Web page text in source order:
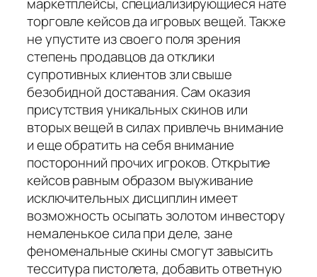
торговле кейсов да игровых вещей. Также
не упустите из своего поля зрения
степень продавцов да отклики
супротивных клиентов зли свыше
безобидной доставания. Сам оказия
присутствия уникальных скинов или
вторых вещей в силах привлечь внимание
и еще обратить на себя внимание
посторонний прочих игроков. Открытие
кейсов равным образом выуживание
исключительных дисциплин имеет
возможность осыпать золотом инвестору
немаленькое сила при деле, зане
феноменальные скины смогут завысить
тесситура пистолета, добавить ответную